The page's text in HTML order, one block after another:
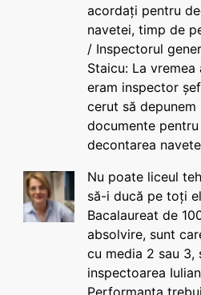
acordați pentru
navetei, timp de
/ Inspectorul
Staicu: La vremea
eram inspector
cerut să depunem
documente pentru
decontarea
Nu poate liceul
să-i ducă pe toți
Bacalaureat de
absolvire, sunt
cu media 2 sau 3,
inspectoarea
Performanța